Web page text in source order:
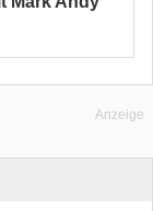
Anzeige